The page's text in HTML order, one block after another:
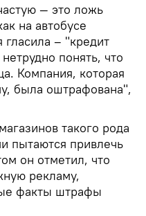
— это ложь
на автобусе
гласила – "кредит
понять, что
Компания, которая
была оштрафована",
такого рода
пытаются привлечь
он отметил, что
рекламу,
факты штрафы